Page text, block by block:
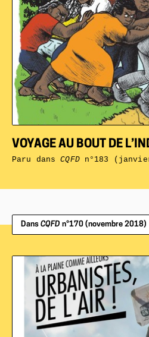
VOYAGE AU BOUT DE
Paru dansCQFDn°183
Dans CQFD n°170 (novembre 2018)